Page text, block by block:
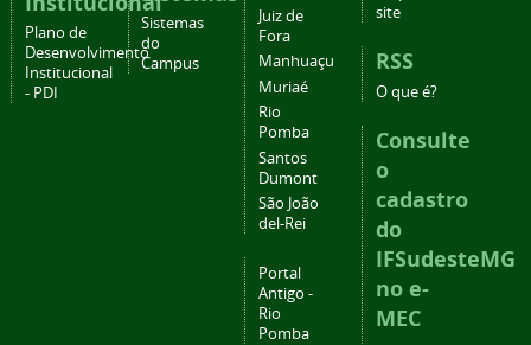
Plano de
Desenvolvimento
Institucional
- PDI
Sistemas
do
Campus
Juiz de
Fora
Manhuaçu
Muriaé
Rio
Pomba
Santos
Dumont
São João
del-Rei
Portal
Antigo -
Rio
Pomba
site
RSS
O que é?
Consulte
o
cadastro
do
IFSudesteMG
no e-
MEC